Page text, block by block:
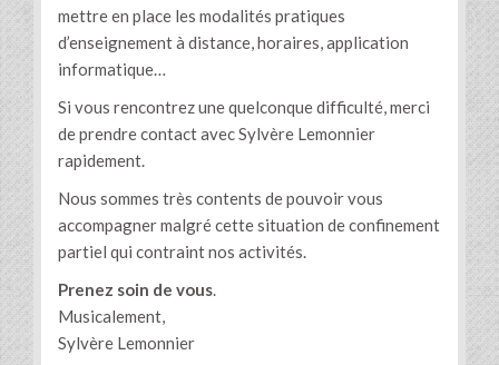
mettre en place les modalités pratiques
d’enseignement à distance, horaires, application
informatique…
Si vous rencontrez une quelconque difficulté, merci
de prendre contact avec Sylvère Lemonnier
rapidement.
Nous sommes très contents de pouvoir vous
accompagner malgré cette situation de confinement
partiel qui contraint nos activités.
Prenez soin de vous.
Musicalement,
Sylvère Lemonnier